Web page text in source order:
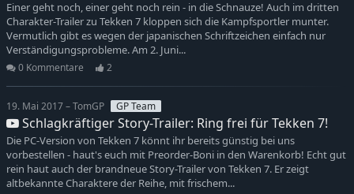
Einer geht noch, einer geht noch rein - in die Schnauze! Auch im dritten
Charakter-Trailer zu Tekken 7 kloppen sich die Kampfsportler munter.
Vermutlich gibt es wegen der japanischen Schriftzeichen einfach nur
Verständigungsprobleme. Am 2. Juni...
0 Kommentare 2
19. Mai 2017 – TomGP GP Team
Schlagkräftiger Story-Trailer: Ring frei für Tekken 7!
Die PC-Version von Tekken 7 könnt ihr bereits günstig bei uns
vorbestellen - haut's euch mit Preorder-Boni in den Warenkorb! Echt gut
rein haut auch der brandneue Story-Trailer von Tekken 7. Er zeigt
altbekannte Charaktere der Reihe, mit frischem...